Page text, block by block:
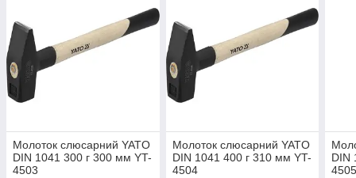
Молоток слюсарний YATO
DIN 1041 300 г 300 мм YT-
4503
Молоток слюсарний YATO
DIN 1041 400 г 310 мм YT-
4504
DIN